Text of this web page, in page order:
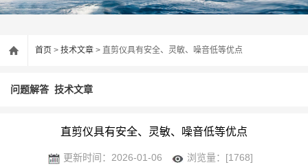
首页 > 技术文章 > 直剪仪具有安全、灵敏、噪音低等优点
问题解答 技术文章
直剪仪具有安全、灵敏、噪音低等优点
更新时间：2026-01-06 浏览量：[1768]